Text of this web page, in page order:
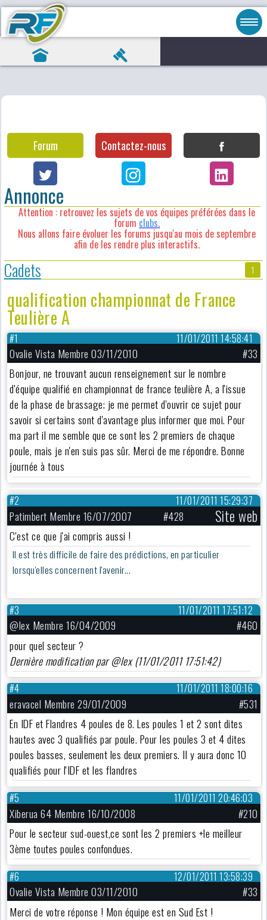
Forum Contactez-nous
Annonce
Attention : retrouvez les sujets de vos équipes préférées dans le
forum clubs.
Nous allons faire évoluer les forums jusqu'au mois de septembre
afin de les rendre plus interactifs.
Cadets 1
qualification championnat de France
Teulière A
11/01/2011 14:58:41
#1
Ovalie Vista Membre 03/11/2010
#33
Bonjour, ne trouvant aucun renseignement sur le nombre
d'équipe qualifié en championnat de france teulière A, a l'issue
de la phase de brassage; je me permet d'ouvrir ce sujet pour
savoir si certains sont d'avantage plus informer que moi. Pour
ma part il me semble que ce sont les 2 premiers de chaque
poule, mais je n'en suis pas sûr. Merci de me répondre. Bonne
journée à tous
11/01/2011 15:29:37
#2
Patimbert Membre 16/07/2007 #428 Site web
C'est ce que j'ai compris aussi !
Il est très difficile de faire des prédictions, en particulier
lorsqu'elles concernent l'avenir...
11/01/2011 17:51:12
#3
@lex Membre 16/04/2009
#460
pour quel secteur ?
Dernière modification par @lex (11/01/2011 17:51:42)
11/01/2011 18:00:16
#4
eravacel Membre 29/01/2009
#531
En IDF et Flandres 4 poules de 8. Les poules 1 et 2 sont dites
hautes avec 3 qualifiés par poule. Pour les poules 3 et 4 dites
poules basses, seulement les deux premiers. Il y aura donc 10
qualifiés pour l'IDF et les flandres
11/01/2011 20:46:03
#5
Xiberua 64 Membre 16/10/2008
#210
Pour le secteur sud-ouest,ce sont les 2 premiers +le meilleur
3ème toutes poules confondues.
12/01/2011 13:58:39
#6
Ovalie Vista Membre 03/11/2010
#33
Merci de votre réponse ! Mon équipe est en Sud Est !